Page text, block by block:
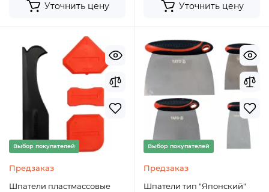
Уточнить цену Уточнить цену
Выбор покупателей
Предзаказ
Шпатели пластмассовые
Выбор покупателей
Предзаказ
Шпатели тип "Японский"